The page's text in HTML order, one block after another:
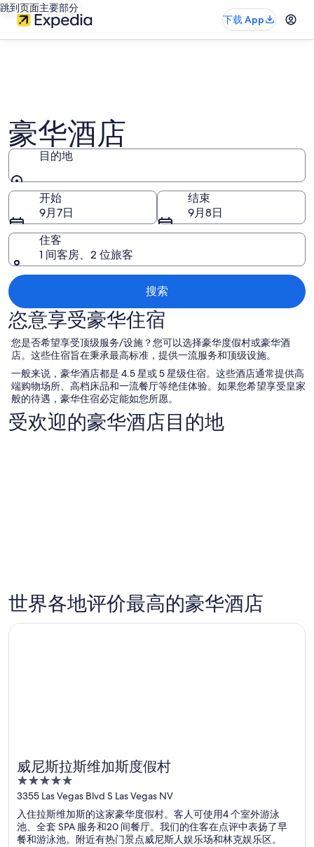
跳到页面主要部分
下载 App
豪华酒店
目的地
目的地
开始
9月7日
结束
9月8日
住客
1 间客房、2 位旅客
搜索
恣意享受豪华住宿
您是否希望享受顶级服务/设施？您可以选择豪华度假村或豪华酒
店。这些住宿旨在秉承最高标准，提供一流服务和顶级设施。
一般来说，豪华酒店都是 4.5 星或 5 星级住宿。这些酒店通常提供高
端购物场所、高档床品和一流餐厅等绝佳体验。如果您希望享受皇家
般的待遇，豪华住宿必定能如您所愿。
受欢迎的豪华酒店目的地
拉斯维加斯
502 家
世界各地评价最高的豪华酒店
威尼斯拉斯维加斯度假村
5
out
of
5
3355 Las Vegas Blvd S Las Vegas NV
入住拉斯维加斯的这家豪华度假村。客人可使用4 个室外游泳
池、全套 SPA 服务和20 间餐厅。我们的住客在点评中表扬了早
餐和游泳池。附近有热门景点威尼斯人娱乐场和林克娱乐区。
在新窗口中打开
威尼斯拉斯维加斯度假村